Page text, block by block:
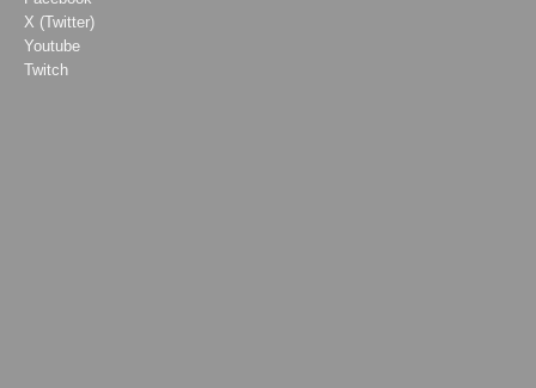
X (Twitter)
Youtube
Twitch